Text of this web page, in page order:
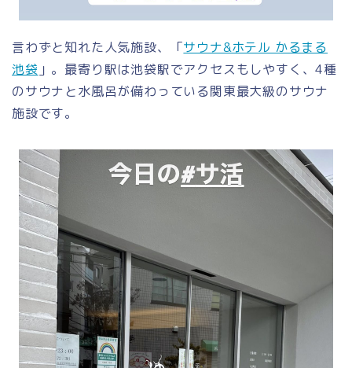
言わずと知れた人気施設、「サウナ&ホテル かるまる
池袋 」。最寄り駅は池袋駅でアクセスもしやすく、4種
のサウナと水風呂が備わっている関東最大級のサウナ
施設です。